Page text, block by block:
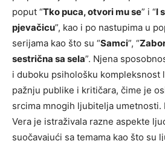
poput “Tko puca, otvori mu se” i “I
pjevačicu”, kao i po nastupima u
serijama kao što su “Samci”, “
sestrična sa sela”. Njena
i duboku psihološku kompleksnost
pažnju publike i kritičara, čime je
srcima mnogih ljubitelja umetnosti.
Vera je istraživala razne aspekte
suočavajući sa temama kao što su